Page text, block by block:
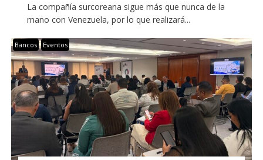
La compañía surcoreana sigue más que nunca de la
mano con Venezuela, por lo que realizará...
Bancos Eventos